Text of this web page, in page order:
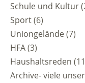
Schule und Kultur
Sport(6)
Uniongelände(7)
HFA(3)
Haushaltsreden
Archive- viele